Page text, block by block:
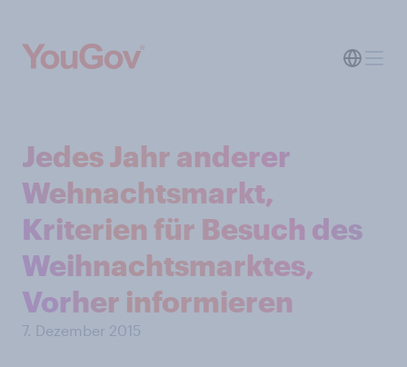
Jedes Jahr anderer
Wehnachtsmarkt,
Kriterien für Besuch des
Weihnachtsmarktes,
Vorher informieren
7. Dezember 2015